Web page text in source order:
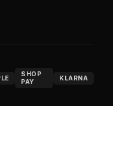
SHOP
PAY
KLARNA